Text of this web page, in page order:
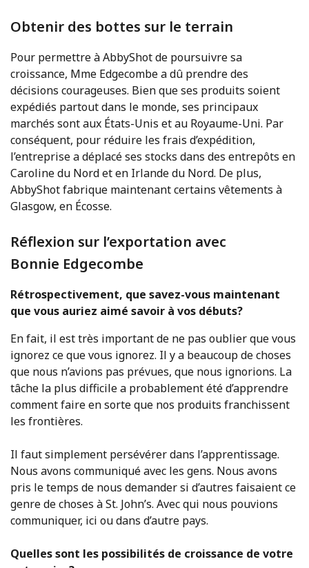
Obtenir des bottes sur le terrain
Pour permettre à AbbyShot de poursuivre sa
croissance, Mme Edgecombe a dû prendre des
décisions courageuses. Bien que ses produits soient
expédiés partout dans le monde, ses principaux
marchés sont aux États-Unis et au Royaume-Uni. Par
conséquent, pour réduire les frais d’expédition,
l’entreprise a déplacé ses stocks dans des entrepôts en
Caroline du Nord et en Irlande du Nord. De plus,
AbbyShot fabrique maintenant certains vêtements à
Glasgow, en Écosse.
Réflexion sur l’exportation avec
Bonnie Edgecombe
Rétrospectivement, que savez-vous maintenant
que vous auriez aimé savoir à vos débuts?
En fait, il est très important de ne pas oublier que vous
ignorez ce que vous ignorez. Il y a beaucoup de choses
que nous n’avions pas prévues, que nous ignorions. La
tâche la plus difficile a probablement été d’apprendre
comment faire en sorte que nos produits franchissent
les frontières.
Il faut simplement persévérer dans l’apprentissage.
Nous avons communiqué avec les gens. Nous avons
pris le temps de nous demander si d’autres faisaient ce
genre de choses à St. John’s. Avec qui nous pouvions
communiquer, ici ou dans d’autre pays.
Quelles sont les possibilités de croissance de votre